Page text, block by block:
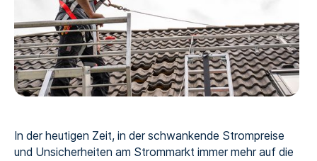
In der heutigen Zeit, in der schwankende Strompreise
und Unsicherheiten am Strommarkt immer mehr auf die